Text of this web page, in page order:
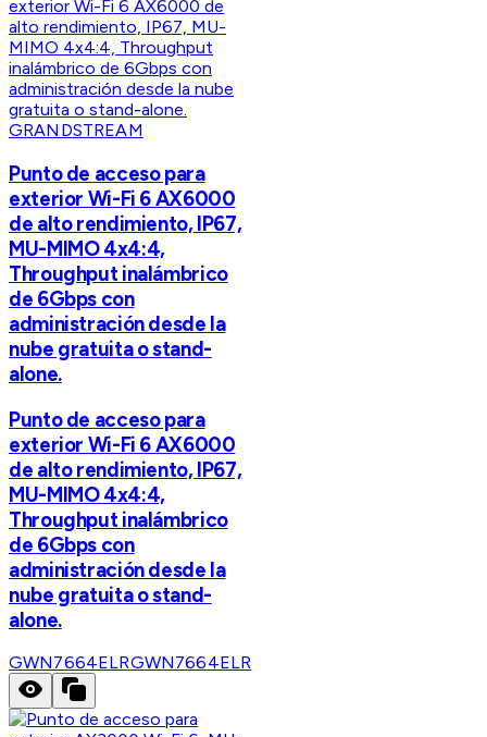
GRANDSTREAM
Punto de acceso para
exterior Wi-Fi 6 AX6000
de alto rendimiento, IP67,
MU-MIMO 4x4:4,
Throughput inalámbrico
de 6Gbps con
administración desde la
nube gratuita o stand-
alone.
Punto de acceso para
exterior Wi-Fi 6 AX6000
de alto rendimiento, IP67,
MU-MIMO 4x4:4,
Throughput inalámbrico
de 6Gbps con
administración desde la
nube gratuita o stand-
alone.
GWN7664ELRGWN7664ELR